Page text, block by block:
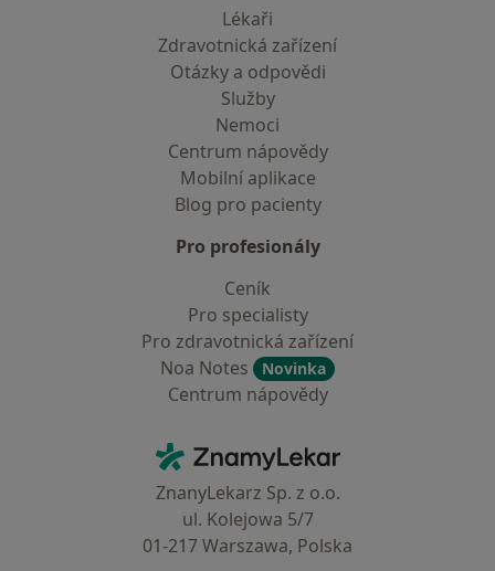
Lékaři
Zdravotnická zařízení
Otázky a odpovědi
Služby
Nemoci
Centrum nápovědy
Mobilní aplikace
Blog pro pacienty
Pro profesionály
Ceník
Pro specialisty
Pro zdravotnická zařízení
Noa Notes
Novinka
Centrum nápovědy
ZnamyLekar - Hlavní stránka
ZnanyLekarz Sp. z o.o.
ul. Kolejowa 5/7
01-217 Warszawa, Polska